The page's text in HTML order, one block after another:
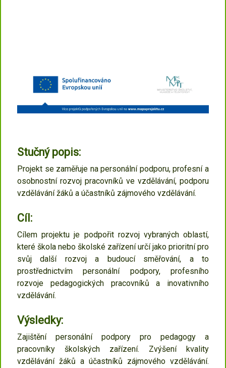
Stučný popis:
Projekt se zaměřuje na personální podporu, profesní a
osobnostní rozvoj pracovníků ve vzdělávání, podporu
vzdělávání žáků a účastníků zájmového vzdělávání.
Cíl:
Cílem projektu je podpořit rozvoj vybraných oblastí,
které škola nebo školské zařízení určí jako prioritní pro
svůj další rozvoj a budoucí směřování, a to
prostřednictvím personální podpory, profesního
rozvoje pedagogických pracovníků a inovativního
vzdělávání.
Výsledky:
Zajištění personální podpory pro pedagogy a
pracovníky školských zařízení. Zvýšení kvality
vzdělávání žáků a účastníků zájmového vzdělávání.